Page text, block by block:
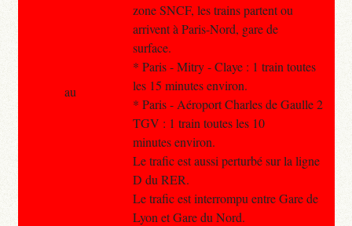
zone SNCF, les trains partent ou
arrivent à Paris-Nord, gare de
surface.
* Paris - Mitry - Claye : 1 train toutes
les 15 minutes environ.
* Paris - Aéroport Charles de Gaulle 2
TGV : 1 train toutes les 10
minutes environ.
Le trafic est aussi perturbé sur la ligne
D du RER.
Le trafic est interrompu entre Gare de
Lyon et Gare du Nord.
au